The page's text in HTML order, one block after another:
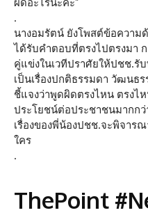
.
นางอมรัตน์ ยังโพสต์ข้อความ
ได้รับคำตอบที่ตรงไปตรงมา
คู่แข่งในเวทีปราศัยให้ปชช.รั
เป็นเรื่องปกติธรรมดา วัฒนธ
ชี้แจงว่าพูดผิดตรงไหน ตรงไห
ประโยชน์ต่อประชาชนมากก
เรื่องของพี่น้องปชช.จะพิจาร
ใคร
.
ThePoint